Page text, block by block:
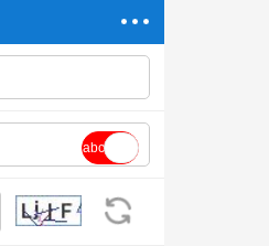
abc